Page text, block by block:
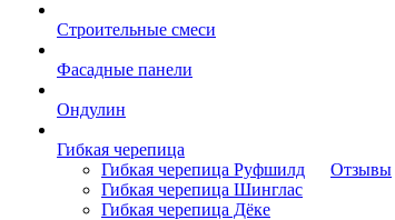
Строительные смеси
Фасадные панели
Ондулин
Гибкая черепица
Гибкая черепица Руфшилд
Гибкая черепица Шинглас
Гибкая черепица Дёке
Отзывы